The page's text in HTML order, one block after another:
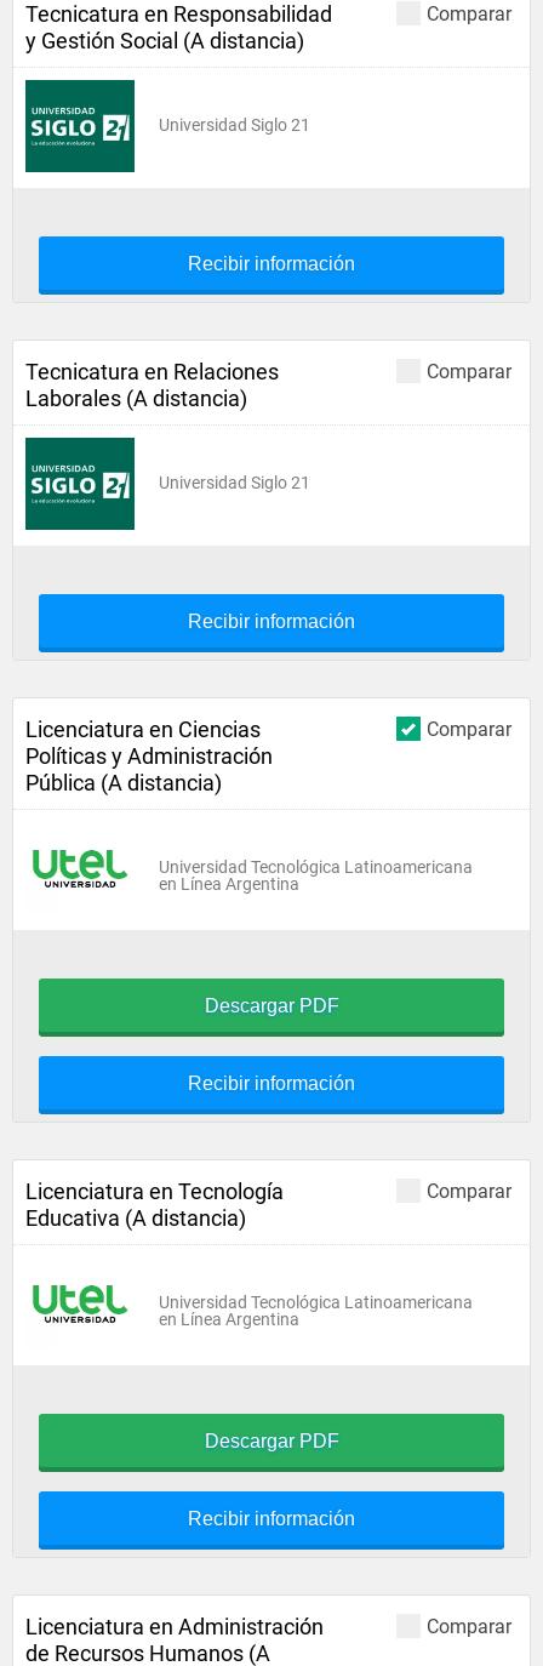
Comparar
Tecnicatura en Responsabilidad
y Gestión Social (A distancia)
Universidad Siglo 21
Recibir información
Comparar
Tecnicatura en Relaciones
Laborales (A distancia)
Universidad Siglo 21
Recibir información
Comparar
Licenciatura en Ciencias
Políticas y Administración
Pública (A distancia)
Universidad Tecnológica Latinoamericana
en Línea Argentina
Descargar PDF
Recibir información
Comparar
Licenciatura en Tecnología
Educativa (A distancia)
Universidad Tecnológica Latinoamericana
en Línea Argentina
Descargar PDF
Recibir información
Comparar
Licenciatura en Administración
de Recursos Humanos (A